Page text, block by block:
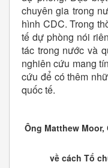
chuyên gia trong
hình CDC. Trong
tế dự phòng nói
tác trong nước và
nghiên cứu mang
cứu để có thêm
quốc tế.
Ông Matthew
về cách Tổ